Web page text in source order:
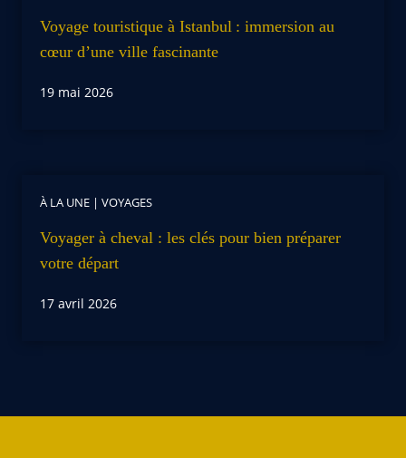
Voyage touristique à Istanbul : immersion au
cœur d’une ville fascinante
19 mai 2026
À LA UNE | VOYAGES
Voyager à cheval : les clés pour bien préparer
votre départ
17 avril 2026